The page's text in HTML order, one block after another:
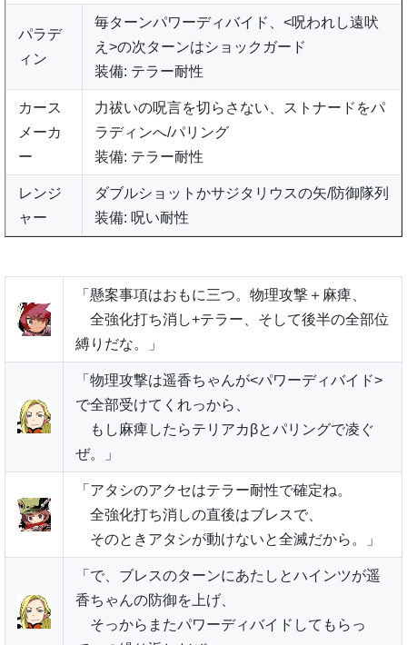
パラデ
ィン
毎ターンパワーディバイド、<呪われし遠吠
え>の次ターンはショックガード
装備: テラー耐性
カース
メーカ
ー
力祓いの呪言を切らさない、ストナードをパ
ラディンへ/パリング
装備: テラー耐性
レンジ
ャー
ダブルショットかサジタリウスの矢/防御隊列
装備: 呪い耐性
「懸案事項はおもに三つ。物理攻撃＋麻痺、
全強化打ち消し+テラー、そして後半の全部位
縛りだな。」
「物理攻撃は遥香ちゃんが<パワーディバイド>
で全部受けてくれっから、
もし麻痺したらテリアカβとパリングで凌ぐ
ぜ。」
「アタシのアクセはテラー耐性で確定ね。
全強化打ち消しの直後はブレスで、
そのときアタシが動けないと全滅だから。」
「で、ブレスのターンにあたしとハインツが遥
香ちゃんの防御を上げ、
そっからまたパワーディバイドしてもらっ